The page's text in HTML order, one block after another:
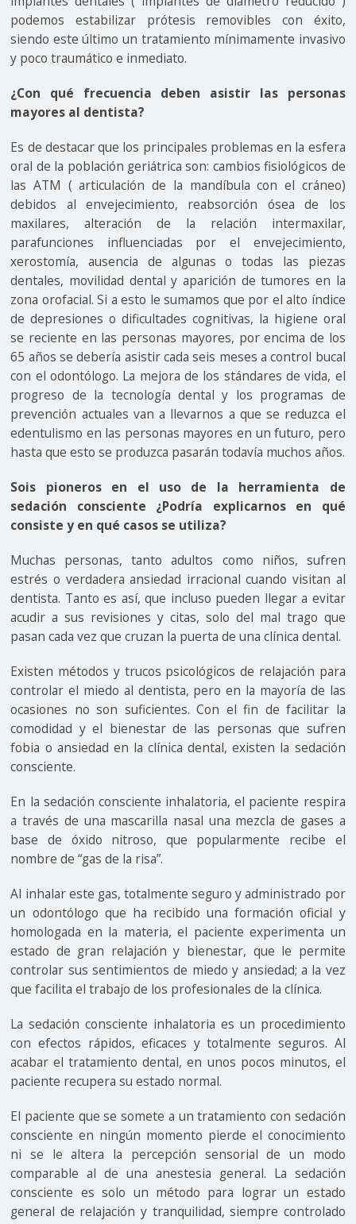
podemos estabilizar prótesis removibles con éxito,
siendo este último un tratamiento mínimamente invasivo
y poco traumático e inmediato.
¿Con qué frecuencia deben asistir las personas
mayores al dentista?
Es de destacar que los principales problemas en la esfera
oral de la población geriátrica son: cambios fisiológicos de
las ATM ( articulación de la mandíbula con el cráneo)
debidos al envejecimiento, reabsorción ósea de los
maxilares, alteración de la relación intermaxilar,
parafunciones influenciadas por el envejecimiento,
xerostomía, ausencia de algunas o todas las piezas
dentales, movilidad dental y aparición de tumores en la
zona orofacial. Si a esto le sumamos que por el alto índice
de depresiones o dificultades cognitivas, la higiene oral
se reciente en las personas mayores, por encima de los
65 años se debería asistir cada seis meses a control bucal
con el odontólogo. La mejora de los stándares de vida, el
progreso de la tecnología dental y los programas de
prevención actuales van a llevarnos a que se reduzca el
edentulismo en las personas mayores en un futuro, pero
hasta que esto se produzca pasarán todavía muchos años.
Sois pioneros en el uso de la herramienta de
sedación consciente ¿Podría explicarnos en qué
consiste y en qué casos se utiliza?
Muchas personas, tanto adultos como niños, sufren
estrés o verdadera ansiedad irracional cuando visitan al
dentista. Tanto es así, que incluso pueden llegar a evitar
acudir a sus revisiones y citas, solo del mal trago que
pasan cada vez que cruzan la puerta de una clínica dental.
Existen métodos y trucos psicológicos de relajación para
controlar el miedo al dentista, pero en la mayoría de las
ocasiones no son suficientes. Con el fin de facilitar la
comodidad y el bienestar de las personas que sufren
fobia o ansiedad en la clínica dental, existen la sedación
consciente.
En la sedación consciente inhalatoria, el paciente respira
a través de una mascarilla nasal una mezcla de gases a
base de óxido nitroso, que popularmente recibe el
nombre de “gas de la risa”.
Al inhalar este gas, totalmente seguro y administrado por
un odontólogo que ha recibido una formación oficial y
homologada en la materia, el paciente experimenta un
estado de gran relajación y bienestar, que le permite
controlar sus sentimientos de miedo y ansiedad; a la vez
que facilita el trabajo de los profesionales de la clínica.
La sedación consciente inhalatoria es un procedimiento
con efectos rápidos, eficaces y totalmente seguros. Al
acabar el tratamiento dental, en unos pocos minutos, el
paciente recupera su estado normal.
El paciente que se somete a un tratamiento con sedación
consciente en ningún momento pierde el conocimiento
ni se le altera la percepción sensorial de un modo
comparable al de una anestesia general. La sedación
consciente es solo un método para lograr un estado
general de relajación y tranquilidad, siempre controlado